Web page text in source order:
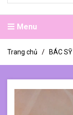
Menu
Trang chủ / BÁC SỸ